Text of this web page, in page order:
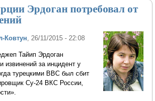
Эрдоган потребовал от
Ковтун, 26/11/2015 - 22:08
Тайип Эрдоган
извинений за инцидент у
турецкими ВВС был сбит
Су-24 ВКС России,